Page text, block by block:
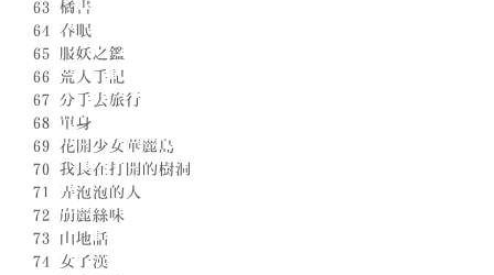
63 橘書
64 春眠
65 服妖之鑑
66 荒人手記
67 分手去旅行
68 單身
69 花開少女華麗島
70 我長在打開的樹洞
71 弄泡泡的人
72 崩麗絲味
73 山地話
74 女子漢